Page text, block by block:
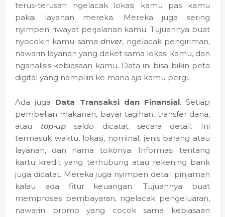
terus-terusan ngelacak lokasi kamu pas kamu
pakai layanan mereka. Mereka juga sering
nyimpen riwayat perjalanan kamu. Tujuannya buat
nyocokin kamu samadriver, ngelacak pengiriman,
nawarin layanan yang deket sama lokasi kamu, dan
nganalisis kebiasaan kamu. Data ini bisa bikin peta
digital yang nampilin ke mana aja kamu pergi.
Ada juga Data Transaksi dan Finansial. Setiap
pembelian makanan, bayar tagihan, transfer dana,
atau top-upsaldo dicatat secara detail. Ini
termasuk waktu, lokasi, nominal, jenis barang atau
layanan, dan nama tokonya. Informasi tentang
kartu kredit yang terhubung atau rekening bank
juga dicatat. Mereka juga nyimpen detail pinjaman
kalau ada fitur keuangan. Tujuannya buat
memproses pembayaran, ngelacak pengeluaran,
nawarin promo yang cocok sama kebiasaan